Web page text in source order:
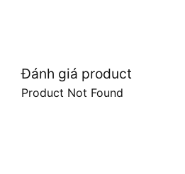
Đánh giá product
Product Not Found